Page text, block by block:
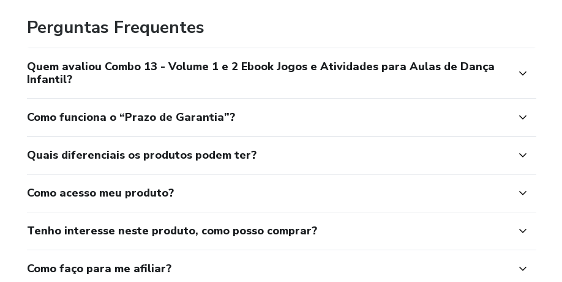
Perguntas Frequentes
Quem avaliou Combo 13 - Volume 1 e 2 Ebook Jogos e Atividades para Aulas de Dança
Infantil?
Como funciona o “Prazo de Garantia”?
Quais diferenciais os produtos podem ter?
Como acesso meu produto?
Tenho interesse neste produto, como posso comprar?
Como faço para me afiliar?